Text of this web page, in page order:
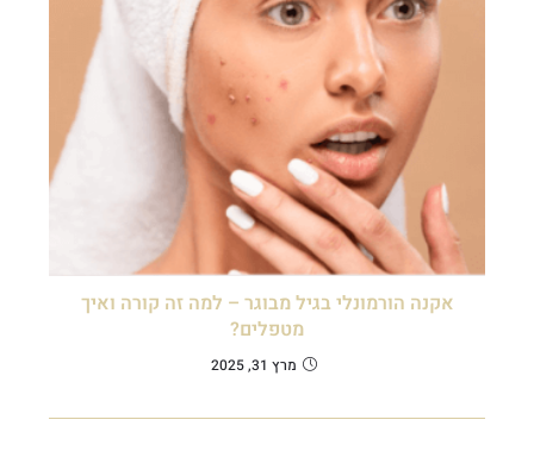
אקנה הורמונלי בגיל מבוגר – למה זה קורה ואיך
מטפלים?
מרץ 31, 2025